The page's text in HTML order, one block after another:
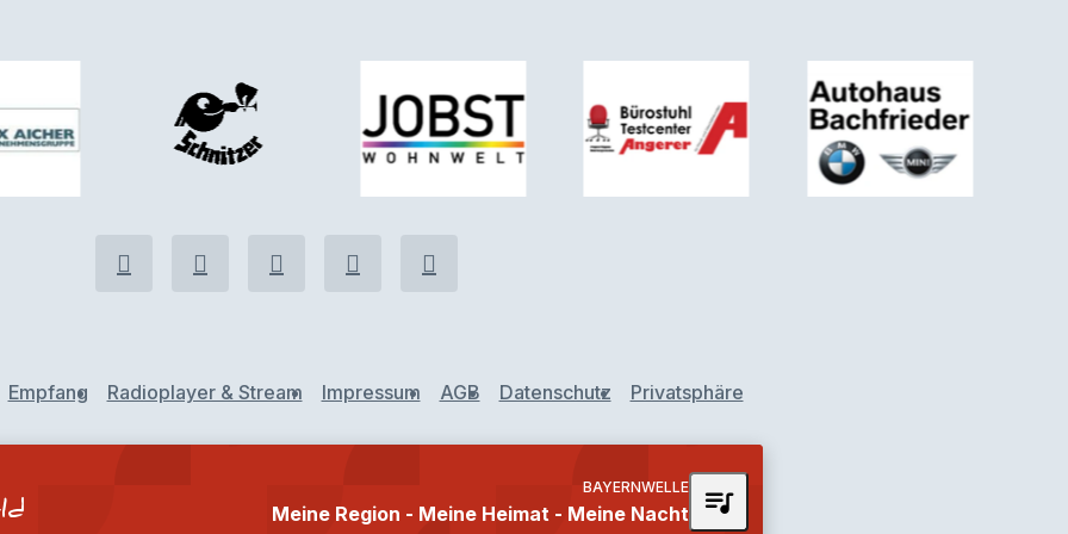
Empfang Radioplayer & Stream Impressum AGB Datenschutz Privatsphäre
Meine Region - Meine Heimat - Meine Nacht
BAYERNWELLE queue_music